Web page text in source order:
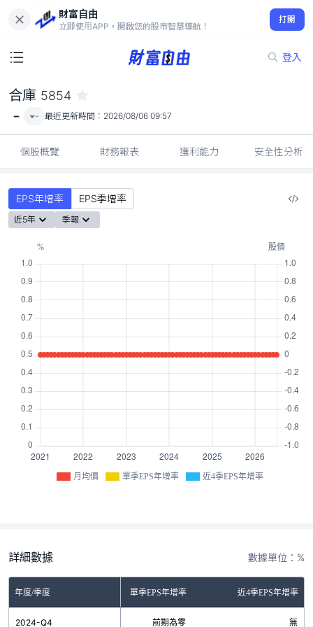
財富自由
立即使用APP，開啟您的股市智慧導航！
打開
登入
-
合庫 5854
- - 最近更新時間： 2026/08/06 09:57
個股概覽 財務報表 獲利能力 安全性分析
EPS年增率 EPS季增率
近5年 季報
月均價 單季EPS年增率 近4季EPS年增率
詳細數據 數據單位：%
年度/季度 單季EPS年增率 近4季EPS年增率
2024-Q4 前期為零 無